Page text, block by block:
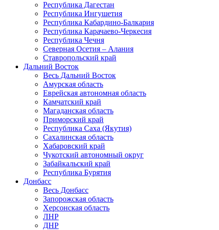
Республика Дагестан
Республика Ингушетия
Республика Кабардино-Балкария
Республика Карачаево-Черкесия
Республика Чечня
Северная Осетия – Алания
Ставропольский край
Дальний Восток
Весь Дальний Восток
Амурская область
Еврейская автономная область
Камчатский край
Магаданская область
Приморский край
Республика Саха (Якутия)
Сахалинская область
Хабаровский край
Чукотский автономный округ
Забайкальский край
Республика Бурятия
Донбасс
Весь Донбасс
Запорожская область
Херсонская область
ЛНР
ДНР